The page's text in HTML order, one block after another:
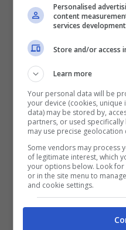
Ma c’è chi ancora
molto, da
cui Koop abbia
Personalised
content
services development
Store and/or access
Learn more
Your personal data will be
your device (cookies,
data) may be stored by,
partners, or used
may use precise geolocation
Some vendors may process
of legitimate interest, which
your options below. Look
or in the site menu to
and cookie settings.